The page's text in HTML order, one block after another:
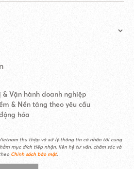
Vận hành doanh nghiệp
& Nền tảng theo yêu cầu
hóa
thu thập và xử lý thông tin cá nhân tôi cung
mục đích tiếp nhận, liên hệ tư vấn, chăm sóc và
Chính sách bảo mật.